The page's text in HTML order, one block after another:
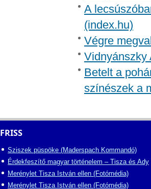
A
(index.hu)
Végre
Vidnyánszky
Betelt a
színészek a
FRISS
Sziszek püspöke (Maderspach Kommandó)
Érdekfeszítő magyar történelem – Tisza és Ady
Merénylet Tisza István ellen (Fotómédia)
Merénylet Tisza István ellen (Fotómédia)